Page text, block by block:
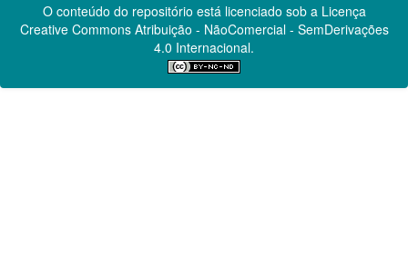
O conteúdo do repositório está licenciado sob a Licença
Creative CommonsAtribuição - NãoComercial - SemDerivações
4.0 Internacional.